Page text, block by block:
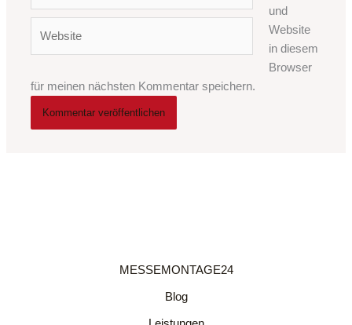
Adresse*
und
Website
in diesem
Browser
für meinen nächsten Kommentar speichern.
MESSEMONTAGE24
Blog